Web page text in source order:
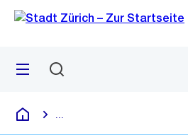
Navigation
Sprunglink
Menü
Deutsch